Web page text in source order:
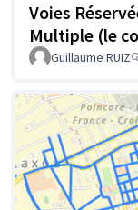
Voies
Multiple (le
Guillaume RUIZ